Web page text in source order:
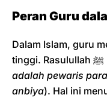
Peran Guru
Dalam Islam, guru
adalah pewaris
anbiya). Hal ini